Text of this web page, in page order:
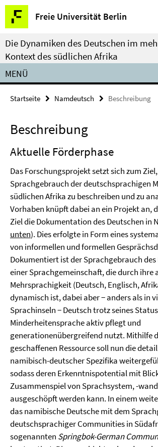
Springe
direkt
zu
Inhalt
Freie Universität Berlin
Service-
Navigation
Die Dynamiken des Deutschen im
Kontext des südlichen Afrika
MENÜ
Startseite Namdeutsch Beschreibung
Beschreibung
Aktuelle Förderphase
Das Forschungsprojekt setzt sich zum
Sprachgebrauch der deutschsprachigen
südlichen Afrika zu beschreiben und zu
Vorhaben knüpft dabei an ein Projekt an,
Ziel die Dokumentation des Deutschen in
unten). Dies erfolgte in Form eines
von informellen und formellen
Dokumentiert ist der Sprachgebrauch des
einer Sprachgemeinschaft, die durch ihre
Mehrsprachigkeit (Deutsch, Englisch,
dynamisch ist, dabei aber − anders als in
Sprachinseln − Deutsch trotz seines
Minderheitensprache aktiv pflegt und
generationenübergreifend nutzt. Mithilfe
geschaffenen Ressource soll nun die
namibisch-deutscher Spezifika
sodass deren Erkenntnispotential mit
Zusammenspiel von Sprachsystem, -
ausgeschöpft werden kann. In einem
das namibische Deutsche mit dem
deutschsprachiger Communities in
sogenannten Springbok-German